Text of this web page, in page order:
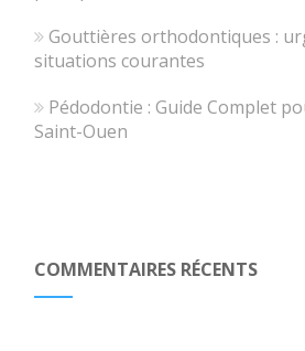
Gouttières orthodontiques :
situations courantes
Pédodontie : Guide Complet
Saint-Ouen
COMMENTAIRES RÉCENTS